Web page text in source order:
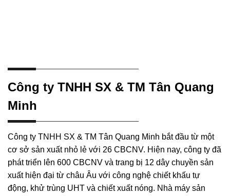
Công ty TNHH SX & TM Tân Quang
Minh
Công ty TNHH SX & TM Tân Quang Minh bắt đầu từ một
cơ sở sản xuất nhỏ lẻ với 26 CBCNV. Hiện nay, công ty đã
phát triển lên 600 CBCNV và trang bị 12 dây chuyền sản
xuất hiện đại từ châu Âu với công nghệ chiết khấu tự
động, khử trùng UHT và chiết xuất nóng. Nhà máy sản